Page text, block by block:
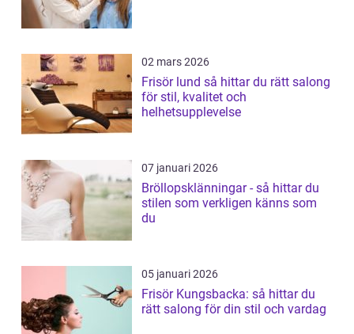
02 mars 2026
Frisör lund så hittar du rätt salong
för stil, kvalitet och
helhetsupplevelse
07 januari 2026
Bröllopsklänningar - så hittar du
stilen som verkligen känns som
du
05 januari 2026
Frisör Kungsbacka: så hittar du
rätt salong för din stil och vardag